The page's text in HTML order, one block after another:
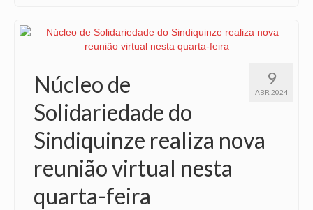
9
ABR 2024
Núcleo de
Solidariedade do
Sindiquinze realiza nova
reunião virtual nesta
quarta-feira